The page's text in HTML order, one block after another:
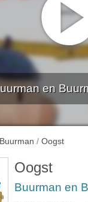
en
/ Oogst
Oogst
Buurman en